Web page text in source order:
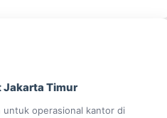
Jakarta Timur
untuk operasional kantor di